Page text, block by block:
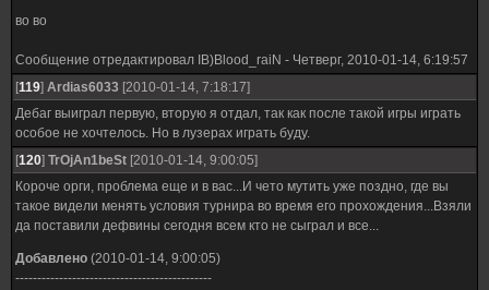
во во
Сообщение отредактировал IB)Blood_raiN - Четверг, 2010-01-14, 6:19:57
[119] Ardias6033 [2010-01-14, 7:18:17]
Дебаг выиграл первую, вторую я отдал, так как после такой игры играть
особое не хочтелось. Но в лузерах играть буду.
[120] TrOjAn1beSt [2010-01-14, 9:00:05]
Короче орги, проблема еще и в вас...И чето мутить уже поздно, где вы
такое видели менять условия турнира во время его прохождения...Взяли
да поставили дефвины сегодня всем кто не сыграл и все...
Добавлено (2010-01-14, 9:00:05)
---------------------------------------------